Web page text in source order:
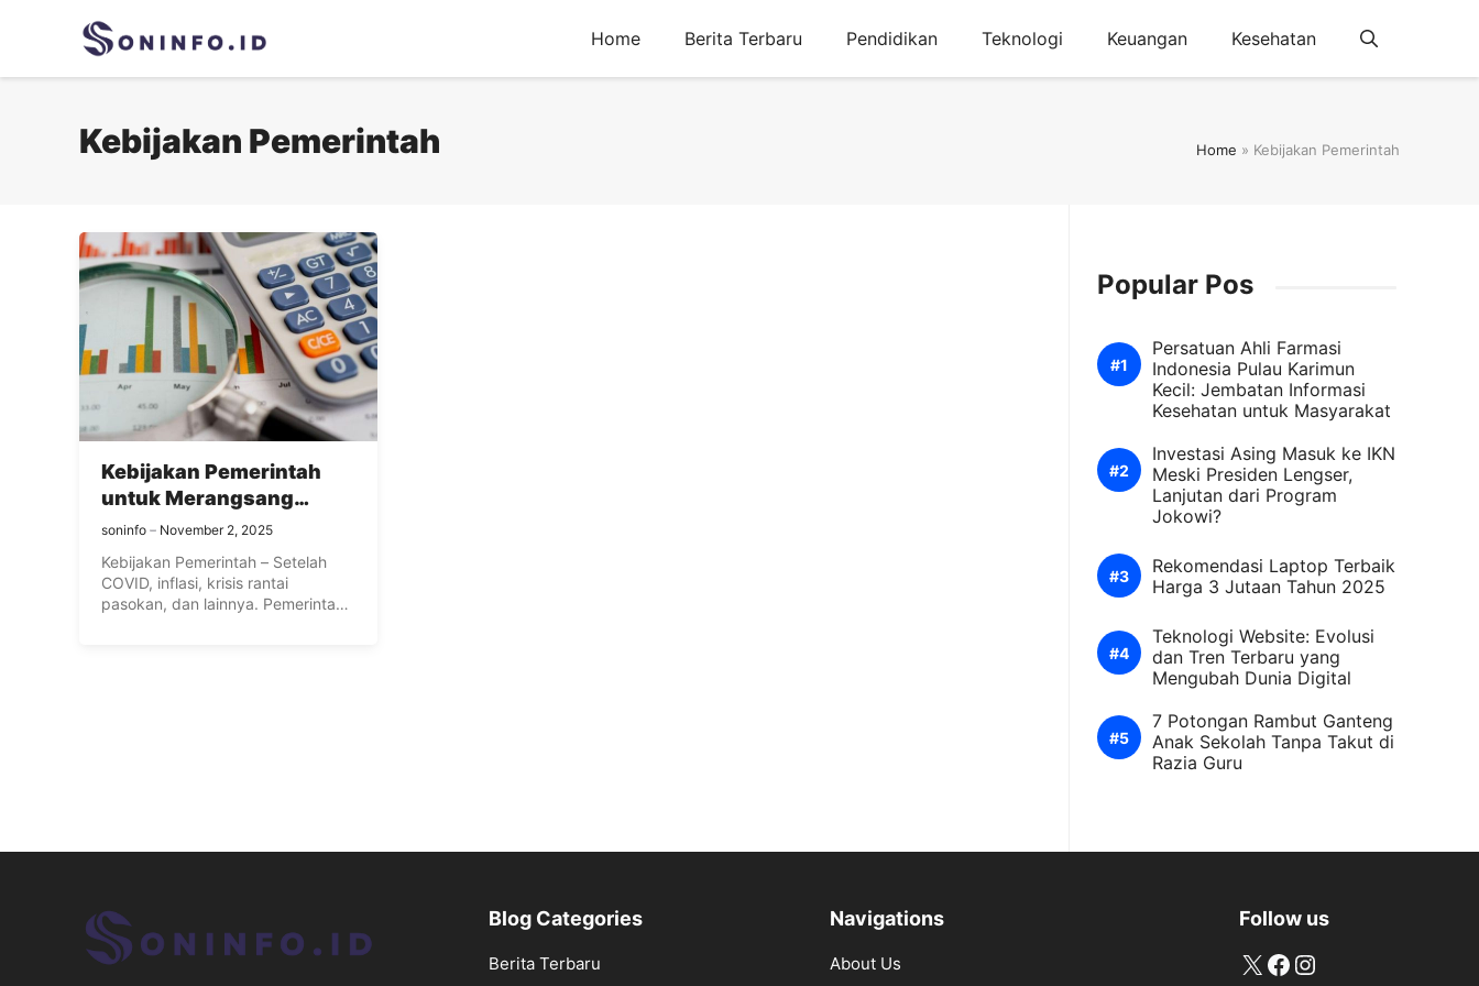
Home Berita Terbaru Pendidikan Teknologi Keuangan Kesehatan
Kebijakan Pemerintah Home » Kebijakan Pemerintah
Kebijakan Pemerintah
untuk Merangsang
Pertumbuhan Ekonomi
soninfo November 2, 2025
Kebijakan Pemerintah – Setelah
COVID, inflasi, krisis rantai
pasokan, dan lainnya. Pemerintah
Popular Pos
Persatuan Ahli Farmasi
Indonesia Pulau Karimun
Kecil: Jembatan Informasi
Kesehatan untuk Masyarakat
Investasi Asing Masuk ke IKN
Meski Presiden Lengser,
Lanjutan dari Program
Jokowi?
Rekomendasi Laptop Terbaik
Harga 3 Jutaan Tahun 2025
Teknologi Website: Evolusi
dan Tren Terbaru yang
Mengubah Dunia Digital
7 Potongan Rambut Ganteng
Anak Sekolah Tanpa Takut di
Razia Guru
Blog Categories
Berita Terbaru
Navigations
About Us
Follow us
X Facebook
Instagram